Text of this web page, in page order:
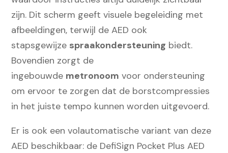
zijn. Dit scherm geeft visuele begeleiding met
afbeeldingen, terwijl de AED ook
stapsgewijze spraakondersteuning biedt.
Bovendien zorgt de
ingebouwde metronoom voor ondersteuning
om ervoor te zorgen dat de borstcompressies
in het juiste tempo kunnen worden uitgevoerd.
Er is ook een volautomatische variant van deze
AED beschikbaar: de DefiSign Pocket Plus AED